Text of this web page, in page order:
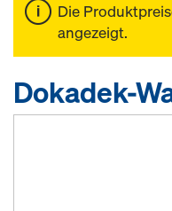
Die
angezeigt.
Dokadek-